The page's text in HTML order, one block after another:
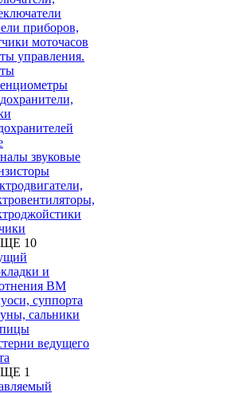
приборов,
моточасов
управления.
звуковые
10
и
ВМ
суппорта
сальники
ведущего
1